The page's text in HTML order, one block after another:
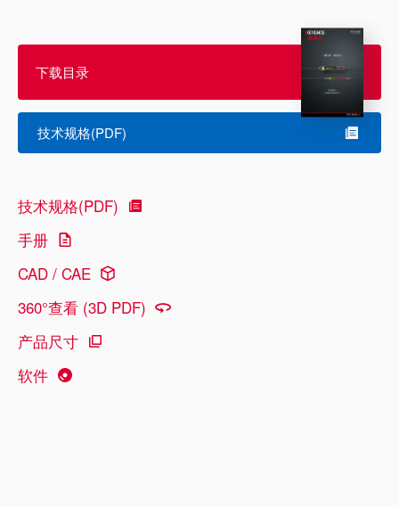
下载目录
技术规格(PDF)
技术规格(PDF)
手册
CAD / CAE
360°查看 (3D PDF)
产品尺寸
软件